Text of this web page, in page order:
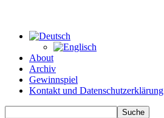
About
Archiv
Gewinnspiel
Kontakt und Datenschutzerklärung